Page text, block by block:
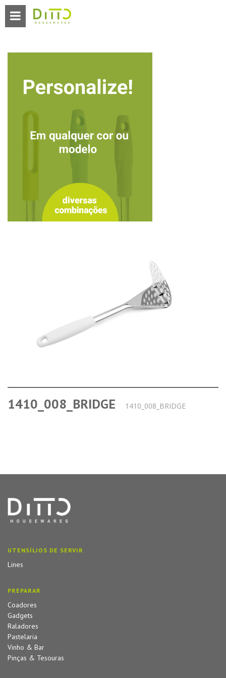
1410_008_BRIDGE 1410_008_BRIDGE
UTENSÍLIOS DE SERVIR
Lines
PREPARAR
Coadores
Gadgets
Raladores
Pastelaria
Vinho & Bar
Pinças & Tesouras